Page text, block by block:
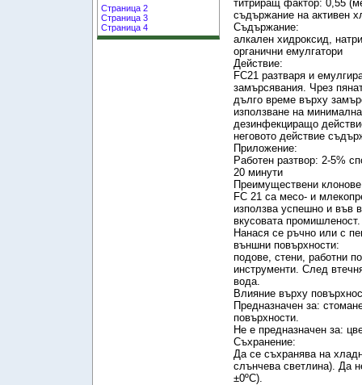
Страница 2
Страница 3
Страница 4
титриращ фактор: 0,55
съдържание на активен
Съдържание:
алкален хидроксид,
органични емулгатори
Действие:
FC21 разтваря и
замърсявания. Чрез
дълго време върху
използване на
дезинфекциращо
неговото действие
Приложение:
Работен разтвор: 2-5%
20 минути
Преимуществени
FC 21 са месо- и
използва успешно и във
вкусовата промишленост.
Нанася се ръчно или с
външни повърхности:
подове, стени, работни
инструменти. След
вода.
Влияние върху
Предназначен за:
повърхности.
Не е предназначен за:
Съхранение:
Да се съхранява на
слънчева светлина). Да
±0ºС).